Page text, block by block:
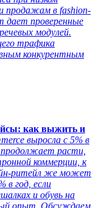
продажам в fashion-
дает проверенные
модулей.
трафика
конкурентным
как выжить и
выросла с 5% в
продолжает расти,
коммерции, к
ритейл же может
в год, если
и обувь на
опыт. Обсуждаем